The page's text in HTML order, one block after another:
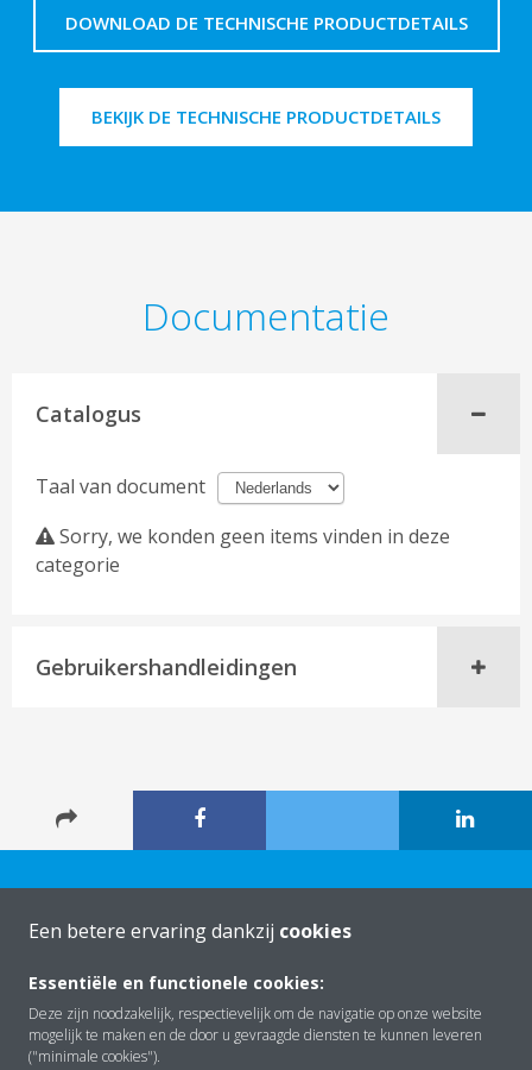
DOWNLOAD DE TECHNISCHE PRODUCTDETAILS
BEKIJK DE TECHNISCHE PRODUCTDETAILS
Documentatie
Catalogus
Taal van document
Sorry, we konden geen items vinden in deze
categorie
Gebruikershandleidingen
Over Daikin
Een betere ervaring dankzij cookies
Essentiële en functionele cookies:
Deze zijn noodzakelijk, respectievelijk om de navigatie op onze website
mogelijk te maken en de door u gevraagde diensten te kunnen leveren
("minimale cookies").